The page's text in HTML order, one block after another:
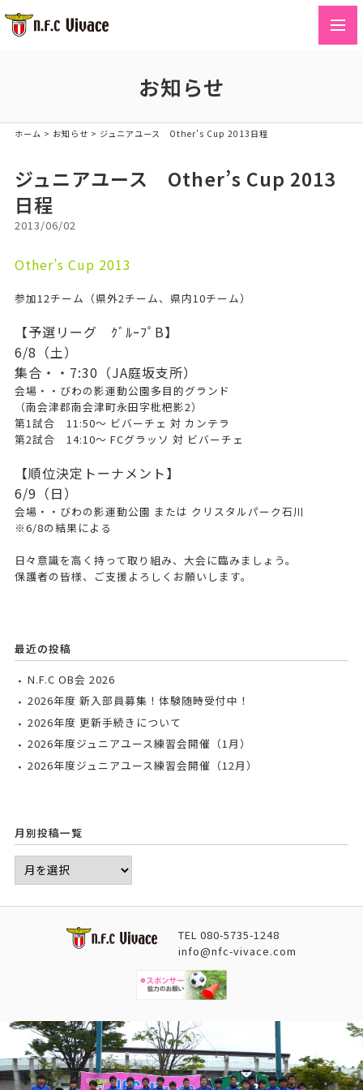
お知らせ
ホーム > お知らせ > ジュニアユース Other’s Cup 2013日程
ジュニアユース Other’s Cup 2013
日程
2013/06/02
Other’s Cup 2013
参加12チーム（県外2チーム、県内10チーム）
【予選リーグ ｸﾞﾙｰﾌﾟB】
6/8（土）
集合・・7:30（JA庭坂支所）
会場・・びわの影運動公園多目的グランド
（南会津郡南会津町永田字枇杷影2）
第1試合 11:50～ ビバーチェ 対 カンテラ
第2試合 14:10～ FCグラッソ 対 ビバーチェ
【順位決定トーナメント】
6/9（日）
会場・・びわの影運動公園 または クリスタルパーク石川
※6/8の結果による
日々意識を高く持って取り組み、大会に臨みましょう。
保護者の皆様、ご支援よろしくお願いします。
最近の投稿
N.F.C OB会 2026
2026年度 新入部員募集！体験随時受付中！
2026年度 更新手続きについて
2026年度ジュニアユース練習会開催（1月）
2026年度ジュニアユース練習会開催（12月）
月別投稿一覧
TEL 080-5735-1248
info@nfc-vivace.com